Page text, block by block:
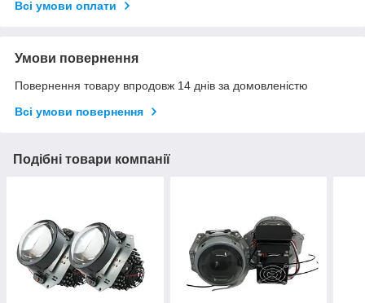
Всі умови оплати
Умови повернення
Повернення товару впродовж 14 днів за домовленістю
Всі умови повернення
Подібні товари компанії